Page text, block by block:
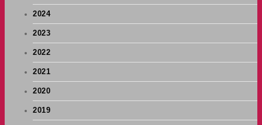
2024
2023
2022
2021
2020
2019